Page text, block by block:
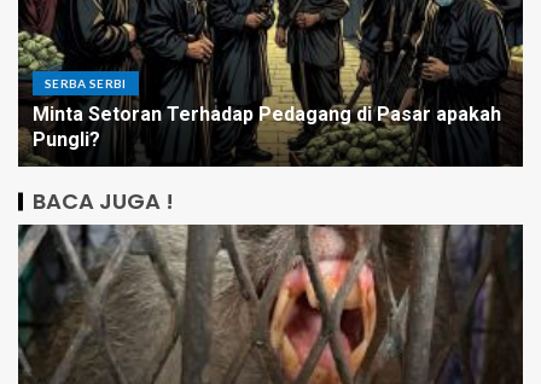
SERBA SERBI
Minta Setoran Terhadap Pedagang di Pasar apakah
Pungli?
BACA JUGA !